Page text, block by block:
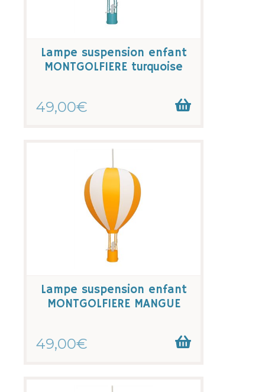
Lampe suspension enfant
MONTGOLFIERE turquoise
49,00€
Lampe suspension enfant
MONTGOLFIERE MANGUE
49,00€